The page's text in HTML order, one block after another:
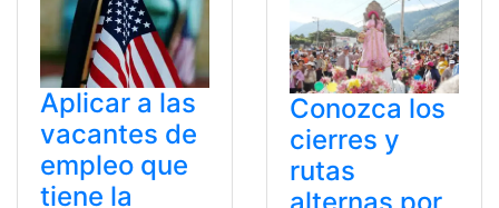
Aplicar a las
vacantes de
empleo que
tiene la
Conozca los
cierres y
rutas